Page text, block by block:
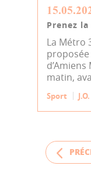
Prenez
La Métro
matin,
Sport J.O.